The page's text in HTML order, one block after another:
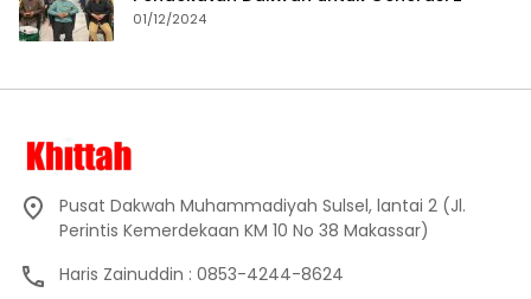
01/12/2024
Pusat Dakwah Muhammadiyah Sulsel, lantai 2 (Jl.
Perintis Kemerdekaan KM 10 No 38 Makassar)
Haris Zainuddin : 0853-4244-8624